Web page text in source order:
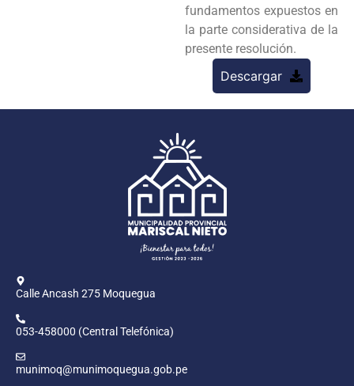
fundamentos expuestos en
la parte considerativa de la
presente resolución.
Descargar
Calle Ancash 275 Moquegua
053-458000 (Central Telefónica)
munimoq@munimoquegua.gob.pe